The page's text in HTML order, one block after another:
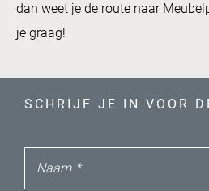
dan weet je de route naar
je graag!
SCHRIJF JE IN VOOR
Naam *